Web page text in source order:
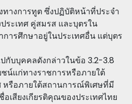
ทางการทูต ซึ่งปฏิบัติหน้าที่ประจำ
ระเทศ คู่สมรส และบุตรใน
ารศึกษาอยู่ในประเทศอื่น แต่บุตร
กับบุคคลดังกล่าวในข้อ 3.2-3.8
น์แก่ทางราชการหรือภายใต้
หรือภายใต้สถานการณ์พิเศษที่มี
อเสียงเกียรติคุณของประเทศไทย